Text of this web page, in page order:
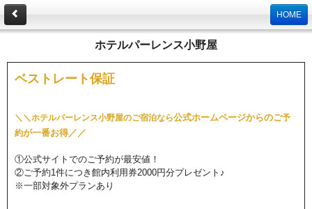
HOME
ホテルパーレンス小野屋
ベストレート保証
＼ ＼ ホテルパーレンス小野屋のご宿泊なら公式ホームページからのご予
約が一番お得／／
①公式サイトでのご予約が最安値！
②ご予約1件につき館内利用券2000円分プレゼント♪
※一部対象外プランあり